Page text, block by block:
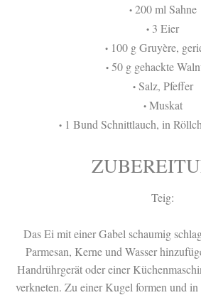
•200 ml Sahne
• 3 Eier
• 100 g Gruyère,
• 50 g gehackte
•Salz, Pfeffer
•Muskat
• 1 Bund Schnittlauch, in
Teig:
Das Ei mit einer Gabel schaumig
Parmesan, Kerne und Wasser
Handrührgerät oder einer
verkneten. Zu einer Kugel formen und